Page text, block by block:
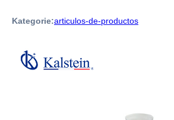
Kategorie:articulos-de-productos